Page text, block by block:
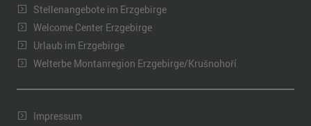
Stellenangebote im Erzgebirge
Welcome Center Erzgebirge
Urlaub im Erzgebirge
Welterbe Montanregion Erzgebirge/Krušnohoří
Impressum